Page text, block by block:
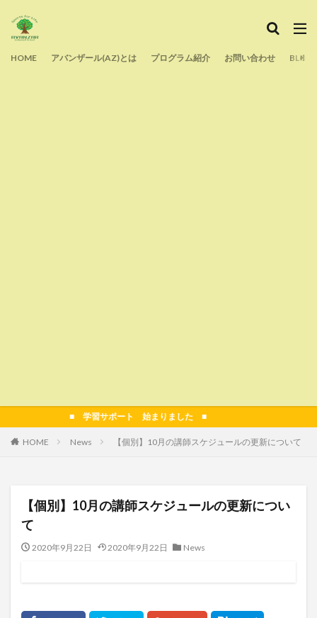
HOME アバンザール(AZ)とは プログラム紹介 お問い合わせ BLOG
■ 学習サポート 始まりました ■
HOME News 【個別】10月の講師スケジュールの更新について
【個別】10月の講師スケジュールの更新につい
て
2020年9月22日 2020年9月22日 News